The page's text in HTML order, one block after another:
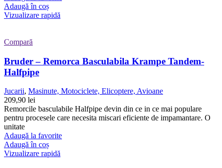
Adaugă în coș
Vizualizare rapidă
Compară
Bruder – Remorca Basculabila Krampe Tandem-
Halfpipe
Jucarii, Masinute, Motociclete, Elicoptere, Avioane
209,90 lei
Remorcile basculabile Halfpipe devin din ce in ce mai populare
pentru procesele care necesita miscari eficiente de impamantare. O
unitate
Adaugă la favorite
Adaugă în coș
Vizualizare rapidă